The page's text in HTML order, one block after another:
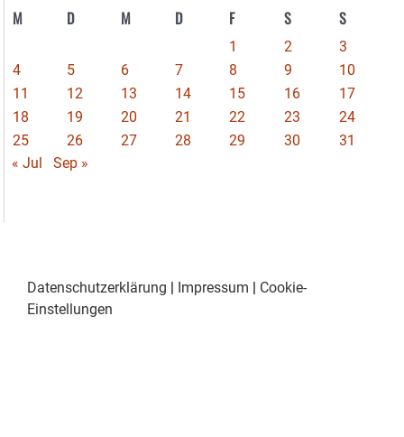
M D M D F S S
1 2
3
4
5 6 7 8 9
10
11
12 13 14 15 16
17
18
19 20 21 22 23
24
25
26 27 28 29 30
31
« Jul
Sep »
Datenschutzerklärung | Impressum | Cookie-
Einstellungen